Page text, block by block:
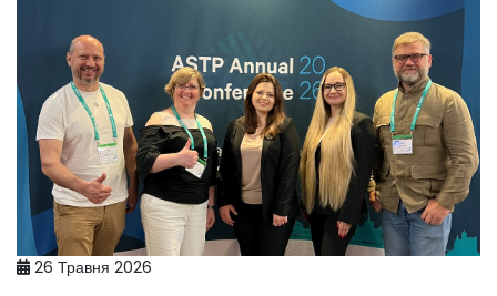
26 Травня 2026